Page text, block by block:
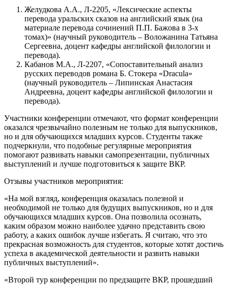
Желудкова А.А., Л-2205, «Лексические аспекты
перевода уральских сказов на английский язык (на
материале перевода сочинений П.П. Бажова в 3-х
томах)» (научный руководитель – Воложанина Татьяна
Сергеевна, доцент кафедры английской филологии и
перевода).
Кабанов М.А., Л-2207, «Сопоставительный анализ
русских переводов романа Б. Стокера «Dracula»
(научный руководитель – Липинская Анастасия
Андреевна, доцент кафедры английской филологии и
перевода).
Участники конференции отмечают, что формат конференции
оказался чрезвычайно полезным не только для выпускников,
но и для обучающихся младших курсов. Студенты также
подчеркнули, что подобные регулярные мероприятия
помогают развивать навыки самопрезентации, публичных
выступлений и лучше подготовиться к защите ВКР.
Отзывы участников мероприятия:
«На мой взгляд, конференция оказалась полезной и
необходимой не только для будущих выпускников, но и для
обучающихся младших курсов. Она позволила осознать,
каким образом можно наиболее удачно представить свою
работу, а каких ошибок лучше избегать. Я считаю, что это
прекрасная возможность для студентов, которые хотят достичь
успеха в академической деятельности и развить навыки
публичных выступлений».
«Второй тур конференции по предзащите ВКР, прошедший